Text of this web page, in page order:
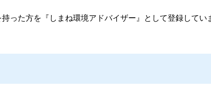
った方を『しまね環境アドバイザー』として登録して